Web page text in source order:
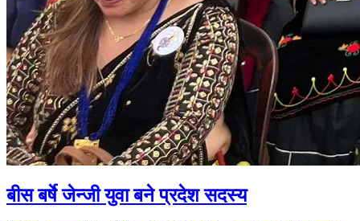
बीस बर्षे जेन्जी युवा बने प्रदेश सदस्य